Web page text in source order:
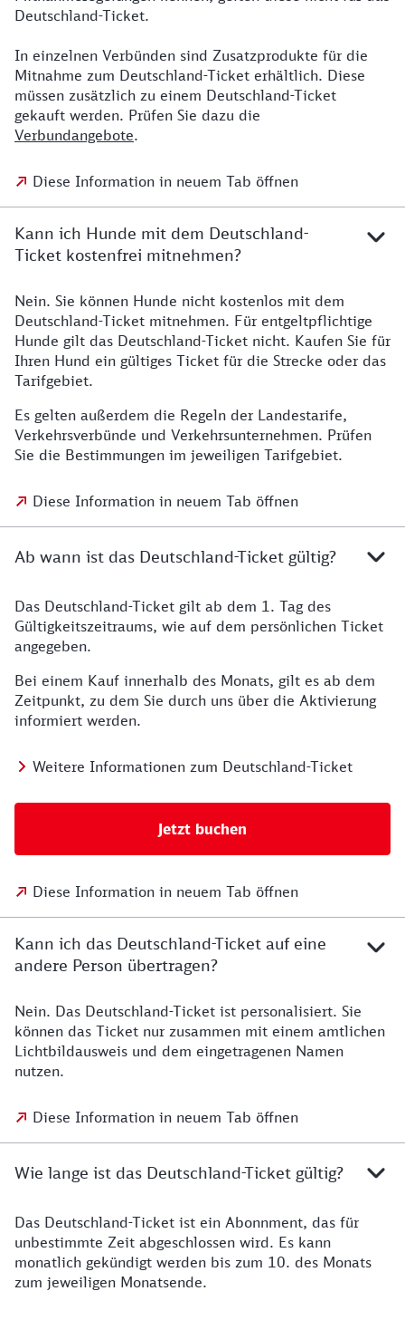
Deutschland-Ticket.
In einzelnen Verbünden sind Zusatzprodukte für die
Mitnahme zum Deutschland-Ticket erhältlich. Diese
müssen zusätzlich zu einem Deutschland-Ticket
gekauft werden. Prüfen Sie dazu die
Verbundangebote.
Diese Information in neuem Tab öffnen
Kann ich Hunde mit dem Deutschland-
Ticket kostenfrei mitnehmen?
Nein. Sie können Hunde nicht kostenlos mit dem
Deutschland-Ticket mitnehmen. Für entgeltpflichtige
Hunde gilt das Deutschland-Ticket nicht. Kaufen Sie für
Ihren Hund ein gültiges Ticket für die Strecke oder das
Tarifgebiet.
Es gelten außerdem die Regeln der Landestarife,
Verkehrsverbünde und Verkehrsunternehmen. Prüfen
Sie die Bestimmungen im jeweiligen Tarifgebiet.
Diese Information in neuem Tab öffnen
Ab wann ist das Deutschland-Ticket gültig?
Das Deutschland-Ticket gilt ab dem 1. Tag des
Gültigkeitszeitraums, wie auf dem persönlichen Ticket
angegeben.
Bei einem Kauf innerhalb des Monats, gilt es ab dem
Zeitpunkt, zu dem Sie durch uns über die Aktivierung
informiert werden.
Weitere Informationen zum Deutschland-Ticket
Jetzt buchen
Diese Information in neuem Tab öffnen
Kann ich das Deutschland-Ticket auf eine
andere Person übertragen?
Nein. Das Deutschland-Ticket ist personalisiert. Sie
können das Ticket nur zusammen mit einem amtlichen
Lichtbildausweis und dem eingetragenen Namen
nutzen.
Diese Information in neuem Tab öffnen
Wie lange ist das Deutschland-Ticket gültig?
Das Deutschland-Ticket ist ein Abonnment, das für
unbestimmte Zeit abgeschlossen wird. Es kann
monatlich gekündigt werden bis zum 10. des Monats
zum jeweiligen Monatsende.